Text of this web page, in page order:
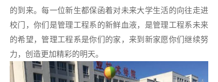
的到来。每一位新生都保函着对未来大学生活的向往走进
校门，你们是管理工程系的新鲜血液，是管理工程系未来
的希望，管理工程系是你们的家，来到新家愿你们继续努
力，创造更加精彩的明天。